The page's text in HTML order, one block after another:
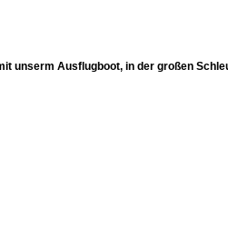
unserm Ausflugboot, in der großen